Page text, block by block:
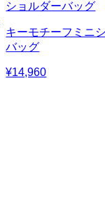
ショルダーバッグ
キーモチーフミニ
バッグ
¥14,960